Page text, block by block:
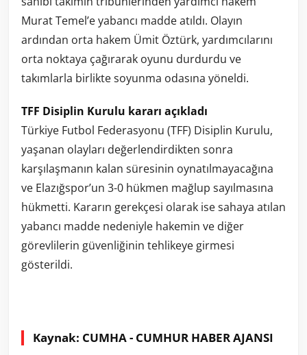
Murat Temel’e yabancı madde atıldı. Olayın
ardından orta hakem Ümit Öztürk, yardımcılarını
orta noktaya çağırarak oyunu durdurdu ve
takımlarla birlikte soyunma odasına yöneldi.
TFF Disiplin Kurulu kararı açıkladı
Türkiye Futbol Federasyonu (TFF) Disiplin Kurulu,
yaşanan olayları değerlendirdikten sonra
karşılaşmanın kalan süresinin oynatılmayacağına
ve Elazığspor’un 3-0 hükmen mağlup sayılmasına
hükmetti. Kararın gerekçesi olarak ise sahaya atılan
yabancı madde nedeniyle hakemin ve diğer
görevlilerin güvenliğinin tehlikeye girmesi
gösterildi.
Kaynak: CUMHA - CUMHUR HABER AJANSI